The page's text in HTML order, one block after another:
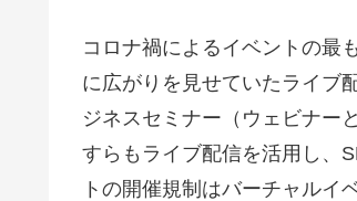
コロナ禍によるイベントの最
に広がりを見せていたライブ
ジネスセミナー（ウェビナー
すらもライブ配信を活用し、
トの開催規制はバーチャルイ